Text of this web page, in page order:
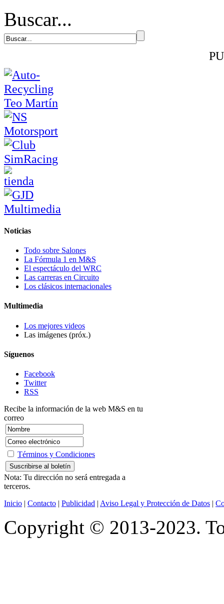
Buscar...
Noticias
Todo sobre Salones
La Fórmula 1 en M&S
El espectáculo del WRC
Las carreras en Circuito
Los clásicos internacionales
Multimedia
Los mejores videos
Las imágenes (próx.)
Síguenos
Facebook
Twitter
RSS
Recibe la información de la web M&S en tu
correo
Términos y Condiciones
Nota: Tu dirección no será entregada a
terceros.
Inicio | Contacto | Publicidad | Aviso Legal y Protección de Datos |
Copyright © 2013-2023.